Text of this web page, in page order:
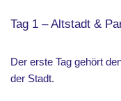
Tag 1 – Altstadt &
Der erste Tag gehört
der Stadt.